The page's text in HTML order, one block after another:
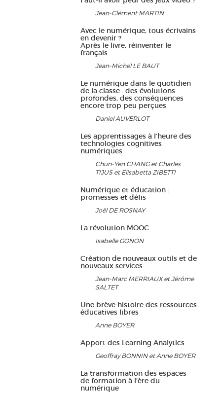
Jean-Clément MARTIN
Avec le numérique, tous écrivains
en devenir ?
Après le livre, réinventer le
français
Jean-Michel LE BAUT
Le numérique dans le quotidien
de la classe : des évolutions
profondes, des conséquences
encore trop peu perçues
Daniel AUVERLOT
Les apprentissages à l’heure des
technologies cognitives
numériques
Chun-Yen CHANG et Charles
TIJUS et Elisabetta ZIBETTI
Numérique et éducation :
promesses et défis
Joël DE ROSNAY
La révolution MOOC
Isabelle GONON
Création de nouveaux outils et de
nouveaux services
Jean-Marc MERRIAUX et Jérôme
SALTET
Une brève histoire des ressources
éducatives libres
Anne BOYER
Apport des Learning Analytics
Geoffray BONNIN et Anne BOYER
La transformation des espaces
de formation à l’ère du
numérique